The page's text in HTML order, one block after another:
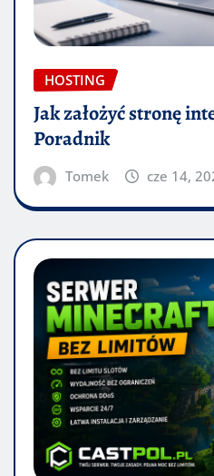
HOSTING
Jak założyć stronę
Poradnik
Tomek cze 14,